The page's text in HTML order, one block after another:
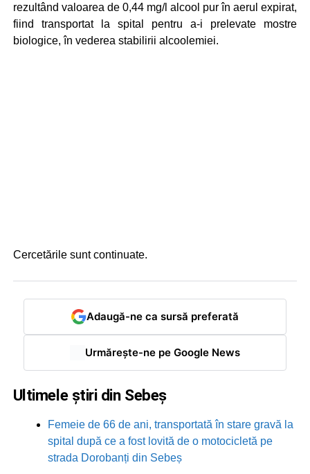
rezultând valoarea de 0,44 mg/l alcool pur în aerul expirat,
fiind transportat la spital pentru a-i prelevate mostre
biologice, în vederea stabilirii alcoolemiei.
Cercetările sunt continuate.
Adaugă-ne ca sursă preferată
Urmărește-ne pe Google News
Ultimele știri din Sebeș
Femeie de 66 de ani, transportată în stare gravă la
spital după ce a fost lovită de o motocicletă pe
strada Dorobanți din Sebeș